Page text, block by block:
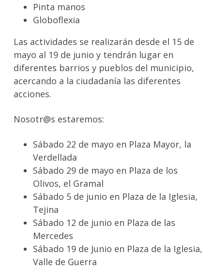
Pinta manos
Globoflexia
Las actividades se realizarán desde el 15 de
mayo al 19 de junio y tendrán lugar en
diferentes barrios y pueblos del municipio,
acercando a la ciudadanía las diferentes
acciones.
Nosotr@s estaremos:
Sábado 22 de mayo en Plaza Mayor, la
Verdellada
Sábado 29 de mayo en Plaza de los
Olivos, el Gramal
Sábado 5 de junio en Plaza de la Iglesia,
Tejina
Sábado 12 de junio en Plaza de las
Mercedes
Sábado 19 de Junio en Plaza de la Iglesia,
Valle de Guerra